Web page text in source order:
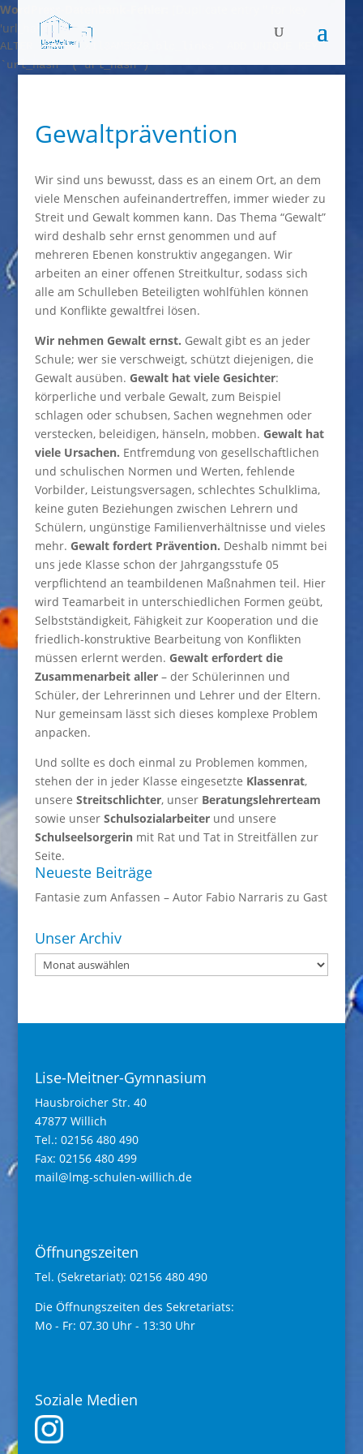
WordPress-Datenbank-Fehler:
'url_hash']
ALTER TABLE `X1l3AM50Z8_blc_links` ADD UNIQUE KEY
`url_hash` (`url_hash`)
Gewaltprävention
Wir sind uns bewusst, dass es an einem Ort, an dem
viele Menschen aufeinandertreffen, immer wieder zu
Streit und Gewalt kommen kann. Das Thema “Gewalt”
wird deshalb sehr ernst genommen und auf
mehreren Ebenen konstruktiv angegangen. Wir
arbeiten an einer offenen Streitkultur, sodass sich
alle am Schulleben Beteiligten wohlfühlen können
und Konflikte gewaltfrei lösen.
Wir nehmen Gewalt ernst. Gewalt gibt es an jeder
Schule; wer sie verschweigt, schützt diejenigen, die
Gewalt ausüben. Gewalt hat viele Gesichter:
körperliche und verbale Gewalt, zum Beispiel
schlagen oder schubsen, Sachen wegnehmen oder
verstecken, beleidigen, hänseln, mobben. Gewalt hat
viele Ursachen. Entfremdung von gesellschaftlichen
und schulischen Normen und Werten, fehlende
Vorbilder, Leistungsversagen, schlechtes Schulklima,
keine guten Beziehungen zwischen Lehrern und
Schülern, ungünstige Familienverhältnisse und vieles
mehr. Gewalt fordert Prävention. Deshalb nimmt bei
uns jede Klasse schon der Jahrgangsstufe 05
verpflichtend an teambildenen Maßnahmen teil. Hier
wird Teamarbeit in unterschiedlichen Formen geübt,
Selbstständigkeit, Fähigkeit zur Kooperation und die
friedlich-konstruktive Bearbeitung von Konflikten
müssen erlernt werden. Gewalt erfordert die
Zusammenarbeit aller– der Schülerinnen und
Schüler, der Lehrerinnen und Lehrer und der Eltern.
Nur gemeinsam lässt sich dieses komplexe Problem
anpacken.
Und sollte es doch einmal zu Problemen kommen,
stehen der in jeder Klasse eingesetzte Klassenrat,
unsere Streitschlichter, unser Beratungslehrerteam
sowie unser Schulsozialarbeiterund unsere
Schulseelsorgerinmit Rat und Tat in Streitfällen zur
Seite.
Neueste Beiträge
Fantasie zum Anfassen – Autor Fabio Narraris zu Gast
Unser Archiv
Unser
Archiv
Lise-Meitner-Gymnasium
Hausbroicher Str. 40
47877 Willich
Tel.: 02156 480 490
Fax: 02156 480 499
mail@lmg-schulen-willich.de
Öffnungszeiten
Tel. (Sekretariat): 02156 480 490
Die Öffnungszeiten des Sekretariats:
Mo - Fr: 07.30 Uhr - 13:30 Uhr
Soziale Medien